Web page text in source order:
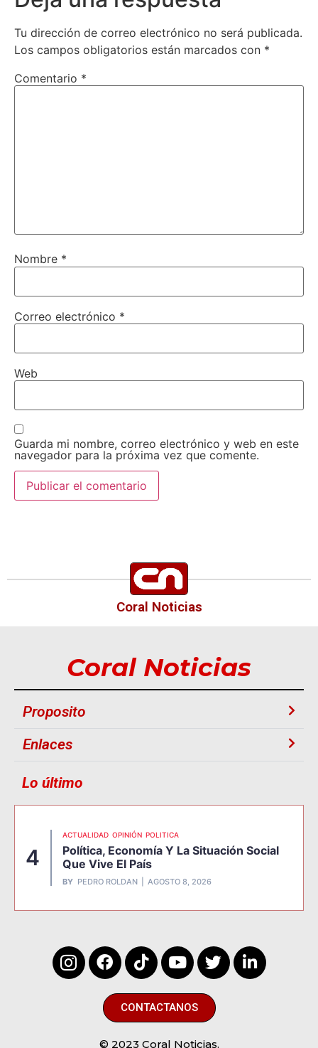
Tu dirección de correo electrónico no será publicada.
Los campos obligatorios están marcados con *
Comentario *
Nombre *
Correo electrónico *
Web
Guarda mi nombre, correo electrónico y web en este
navegador para la próxima vez que comente.
Coral Noticias
Coral Noticias
Proposito
Enlaces
Lo último
4
ACTUALIDAD OPINIÓN POLITICA
Política, Economía Y La Situación Social
Que Vive El País
BY PEDRO ROLDAN AGOSTO 8, 2026
CONTACTANOS
© 2023 Coral Noticias.